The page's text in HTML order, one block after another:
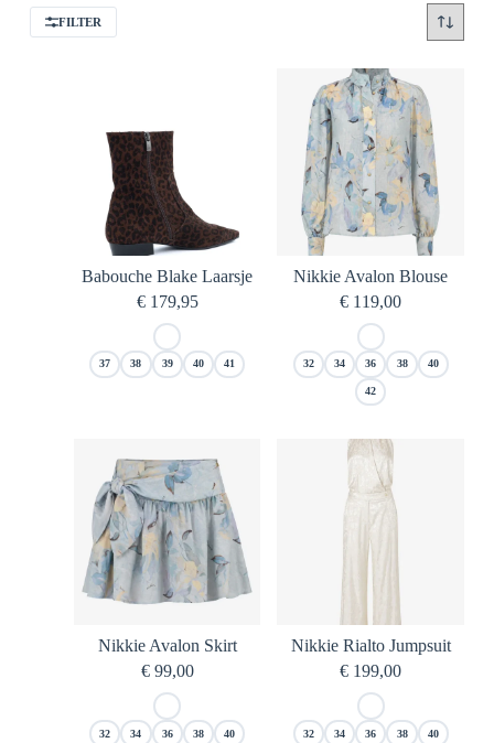
FILTER
Babouche Blake Laarsje
€179,95
37 38 39 40 41
Nikkie Avalon Blouse
€ 119,00
32 34 36 38 40
42
Nikkie Avalon Skirt
€99,00
32 34 36 38 40
Nikkie Rialto Jumpsuit
€ 199,00
32 34 36 38 40